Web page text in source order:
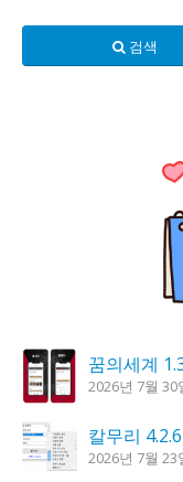
검색
꿈의세계
2026년 7월 30
칼무리
2026년 7월 23